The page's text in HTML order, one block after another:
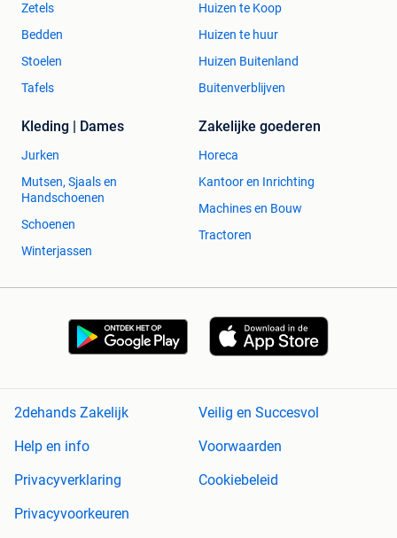
Zetels
Bedden
Stoelen
Tafels
Huizen te Koop
Huizen te huur
Huizen Buitenland
Buitenverblijven
Kleding | Dames
Jurken
Mutsen, Sjaals en
Handschoenen
Schoenen
Winterjassen
Zakelijke goederen
Horeca
Kantoor en Inrichting
Machines en Bouw
Tractoren
2dehands Zakelijk
Veilig en Succesvol
Help en info
Voorwaarden
Privacyverklaring
Cookiebeleid
Privacyvoorkeuren